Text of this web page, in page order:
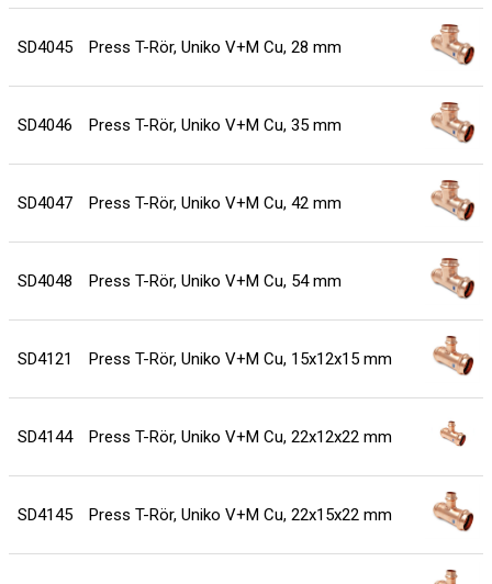
SD4045 Press T-Rör, Uniko V+M Cu, 28 mm
SD4046 Press T-Rör, Uniko V+M Cu, 35 mm
SD4047 Press T-Rör, Uniko V+M Cu, 42 mm
SD4048 Press T-Rör, Uniko V+M Cu, 54 mm
SD4121 Press T-Rör, Uniko V+M Cu, 15x12x15 mm
SD4144 Press T-Rör, Uniko V+M Cu, 22x12x22 mm
SD4145 Press T-Rör, Uniko V+M Cu, 22x15x22 mm